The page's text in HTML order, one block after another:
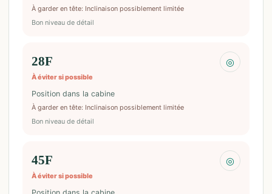
À garder en tête: Inclinaison possiblement limitée
Bon niveau de détail
28F
À éviter si possible
◎
Position dans la cabine
À garder en tête: Inclinaison possiblement limitée
Bon niveau de détail
45F
À éviter si possible
◎